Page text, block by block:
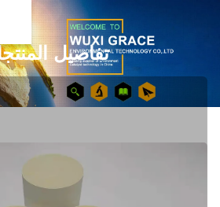
تفاصيل المنتجات